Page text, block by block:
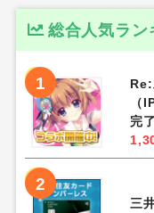
総合人気ラン
1
（
完
2
三